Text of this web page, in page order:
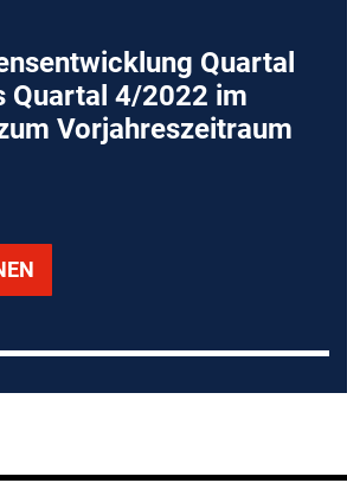
Quartal
Quartal 4/2022 im
Vorjahreszeitraum